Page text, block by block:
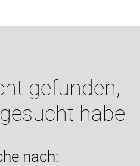
gefunden,
habe
nach: